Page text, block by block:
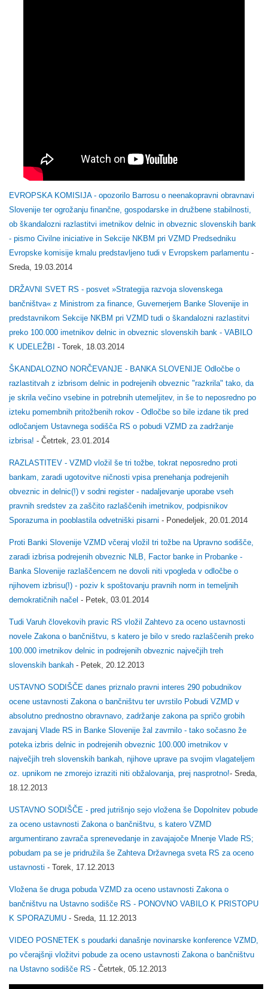
EVROPSKA KOMISIJA - opozorilo Barrosu o neenakopravni obravnavi
Slovenije ter ogrožanju finančne, gospodarske in družbene stabilnosti,
ob škandalozni razlastitvi imetnikov delnic in obveznic slovenskih bank
- pismo Civilne iniciative in Sekcije NKBM pri VZMD Predsedniku
Evropske komisije kmalu predstavljeno tudi v Evropskem parlamentu -
Sreda, 19.03.2014
DRŽAVNI SVET RS - posvet »Strategija razvoja slovenskega
bančništva« z Ministrom za finance, Guvernerjem Banke Slovenije in
predstavnikom Sekcije NKBM pri VZMD tudi o škandalozni razlastitvi
preko 100.000 imetnikov delnic in obveznic slovenskih bank - VABILO
K UDELEŽBI - Torek, 18.03.2014
ŠKANDALOZNO NORČEVANJE - BANKA SLOVENIJE Odločbe o
razlastitvah z izbrisom delnic in podrejenih obveznic "razkrila" tako, da
je skrila večino vsebine in potrebnih utemeljitev, in še to neposredno po
izteku pomembnih pritožbenih rokov - Odločbe so bile izdane tik pred
odločanjem Ustavnega sodišča RS o pobudi VZMD za zadržanje
izbrisa! - Četrtek, 23.01.2014
RAZLASTITEV - VZMD vložil še tri tožbe, tokrat neposredno proti
bankam, zaradi ugotovitve ničnosti vpisa prenehanja podrejenih
obveznic in delnic(!) v sodni register - nadaljevanje uporabe vseh
pravnih sredstev za zaščito razlaščenih imetnikov, podpisnikov
Sporazuma in pooblastila odvetniški pisarni - Ponedeljek, 20.01.2014
Proti Banki Slovenije VZMD včeraj vložil tri tožbe na Upravno sodišče,
zaradi izbrisa podrejenih obveznic NLB, Factor banke in Probanke -
Banka Slovenije razlaščencem ne dovoli niti vpogleda v odločbe o
njihovem izbrisu(!) - poziv k spoštovanju pravnih norm in temeljnih
demokratičnih načel - Petek, 03.01.2014
Tudi Varuh človekovih pravic RS vložil Zahtevo za oceno ustavnosti
novele Zakona o bančništvu, s katero je bilo v sredo razlaščenih preko
100.000 imetnikov delnic in podrejenih obveznic največjih treh
slovenskih bankah - Petek, 20.12.2013
USTAVNO SODIŠČE danes priznalo pravni interes 290 pobudnikov
ocene ustavnosti Zakona o bančništvu ter uvrstilo Pobudi VZMD v
absolutno prednostno obravnavo, zadržanje zakona pa spričo grobih
zavajanj Vlade RS in Banke Slovenije žal zavrnilo - tako sočasno že
poteka izbris delnic in podrejenih obveznic 100.000 imetnikov v
največjih treh slovenskih bankah, njihove uprave pa svojim vlagateljem
oz. upnikom ne zmorejo izraziti niti obžalovanja, prej nasprotno!- Sreda,
18.12.2013
USTAVNO SODIŠČE - pred jutrišnjo sejo vložena še Dopolnitev pobude
za oceno ustavnosti Zakona o bančništvu, s katero VZMD
argumentirano zavrača sprenevedanje in zavajajoče Mnenje Vlade RS;
pobudam pa se je pridružila še Zahteva Državnega sveta RS za oceno
ustavnosti - Torek, 17.12.2013
Vložena še druga pobuda VZMD za oceno ustavnosti Zakona o
bančništvu na Ustavno sodišče RS - PONOVNO VABILO K PRISTOPU
K SPORAZUMU - Sreda, 11.12.2013
VIDEO POSNETEK s poudarki današnje novinarske konference VZMD,
po včerajšnji vložitvi pobude za oceno ustavnosti Zakona o bančništvu
na Ustavno sodišče RS - Četrtek, 05.12.2013